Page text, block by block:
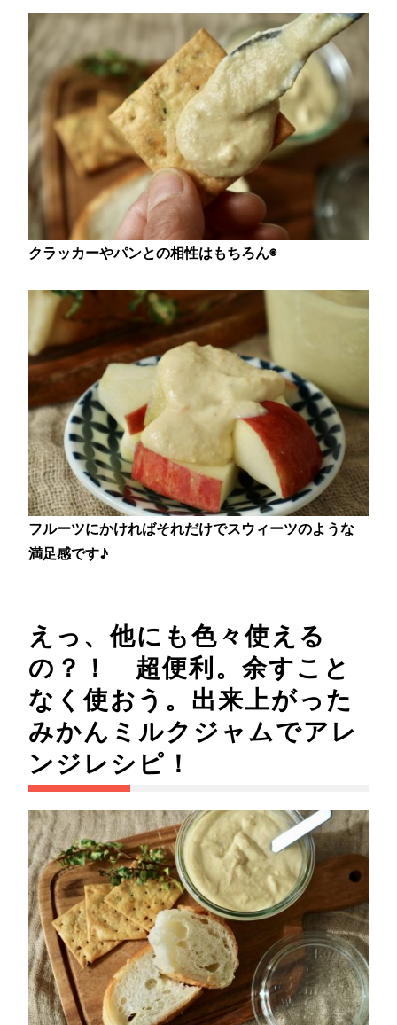
クラッカーやパンとの相性はもちろん◉
フルーツにかければそれだけでスウィーツのような
満足感です♪
えっ、他にも色々使える
の？！ 超便利。余すこと
なく使おう。出来上がった
みかんミルクジャムでアレ
ンジレシピ！